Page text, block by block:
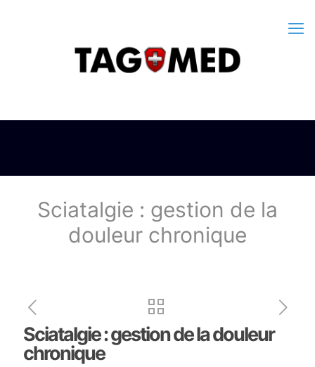
Sciatalgie : gestion de la
douleur chronique
Sciatalgie : gestion de la douleur
chronique